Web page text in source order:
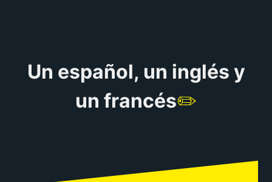
Un español, un inglés y
un francés✏️